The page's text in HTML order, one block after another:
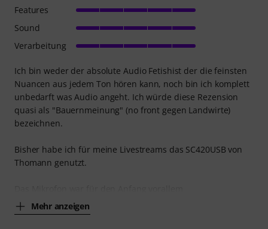
Ich bin weder der absolute Audio Fetishist der die feinsten
Nuancen aus jedem Ton hören kann, noch bin ich komplett
unbedarft was Audio angeht. Ich würde diese Rezension
quasi als "Bauernmeinung" (no front gegen Landwirte)
bezeichnen.
Bisher habe ich für meine Livestreams das SC420USB von
Thomann genutzt.
Mehr anzeigen
Features
Sound
Verarbeitung